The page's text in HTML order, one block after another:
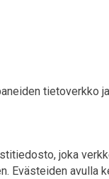
tietoverkko
joka
Evästeiden avulla